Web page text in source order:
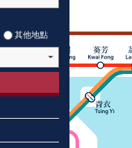
其他地點